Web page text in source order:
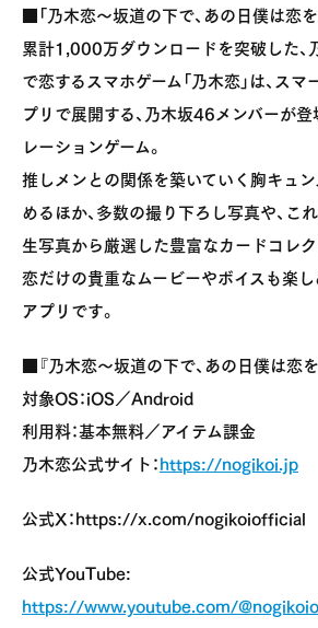
■「乃木恋～坂道の下で、あの日僕は恋を
累計1,000万ダウンロードを突破した、
で恋するスマホゲーム「乃木恋」は、ス
プリで展開する、乃木坂46メンバーが
レーションゲーム。
推しメンとの関係を築いていく胸キュ
めるほか、多数の撮り下ろし写真や、こ
生写真から厳選した豊富なカードコレ
恋だけの貴重なムービーやボイスも楽
アプリです。
■『乃木恋～坂道の下で、あの日僕は恋を
対象OS：iOS／Android
利用料：基本無料／アイテム課金
乃木恋公式サイト：https://nogikoi.jp
公式X：https://x.com/nogikoiofficial
公式YouTube:
https://www.youtube.com/